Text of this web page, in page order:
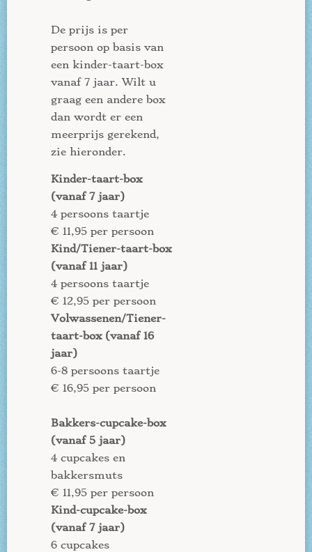
De prijs is per
persoon op basis van
een kinder-taart-box
vanaf 7 jaar. Wilt u
graag een andere box
dan wordt er een
meerprijs gerekend,
zie hieronder.
Kinder-taart-box
(vanaf 7 jaar)
4 persoons taartje
€ 11,95 per persoon
Kind/Tiener-taart-box
(vanaf 11 jaar)
4 persoons taartje
€ 12,95 per persoon
Volwassenen/Tiener-
taart-box (vanaf 16
jaar)
6-8 persoons taartje
€ 16,95 per persoon
Bakkers-cupcake-box
(vanaf 5 jaar)
4 cupcakes en
bakkersmuts
€ 11,95 per persoon
Kind-cupcake-box
(vanaf 7 jaar)
6 cupcakes